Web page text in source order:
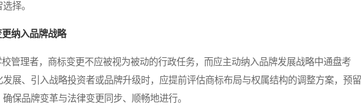
择。
纳入品牌战略
理者，商标变更不应被视为被动的行政任务，而应主动纳入品牌发展战略中通盘考
展、引入战略投资者或品牌升级时，应提前评估商标布局与权属结构的调整方案，预留
保品牌变革与法律变更同步、顺畅地进行。